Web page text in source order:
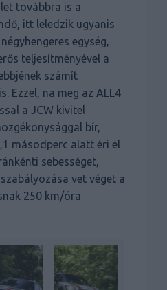
továbbra is a
itt leledzik ugyanis
egység,
teljesítményével a
számít
Ezzel, na meg az ALL4
a JCW kivitel
bír,
másodperc alatt éri el
sebességet,
vet véget a
250 km/óra